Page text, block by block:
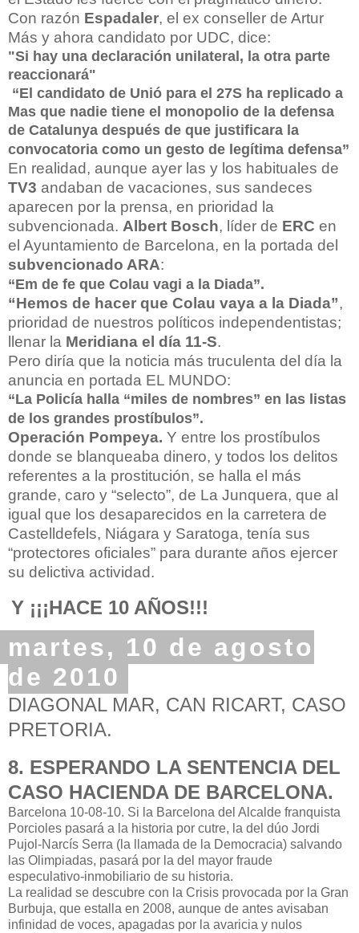
Con razón Espadaler, el ex conseller de Artur
Más y ahora candidato por UDC, dice:
"Si hay una declaración unilateral, la otra parte
reaccionará"
“El candidato de Unió para el 27S ha replicado a
Mas que nadie tiene el monopolio de la defensa
de Catalunya después de que justificara la
convocatoria como un gesto de legítima defensa”
En realidad, aunque ayer las y los habituales de
TV3 andaban de vacaciones, sus sandeces
aparecen por la prensa, en prioridad la
subvencionada. Albert Bosch, líder de ERC en
el Ayuntamiento de Barcelona, en la portada del
subvencionado ARA:
“Em de fe que Colau vagi a la Diada”.
“Hemos de hacer que Colau vaya a la Diada”,
prioridad de nuestros políticos independentistas;
llenar la Meridiana el día 11-S.
Pero diría que la noticia más truculenta del día la
anuncia en portada EL MUNDO:
“La Policía halla “miles de nombres” en las listas
de los grandes prostíbulos”.
Operación Pompeya. Y entre los prostíbulos
donde se blanqueaba dinero, y todos los delitos
referentes a la prostitución, se halla el más
grande, caro y “selecto”, de La Junquera, que al
igual que los desaparecidos en la carretera de
Castelldefels, Niágara y Saratoga, tenía sus
“protectores oficiales” para durante años ejercer
su delictiva actividad.
Y ¡¡¡HACE 10 AÑOS!!!
martes, 10 de agosto
de 2010
DIAGONAL MAR, CAN RICART, CASO
PRETORIA.
8. ESPERANDO LA SENTENCIA DEL
CASO HACIENDA DE BARCELONA.
Barcelona 10-08-10. Si la Barcelona del Alcalde franquista
Porcioles pasará a la historia por cutre, la del dúo Jordi
Pujol-Narcís Serra (la llamada de la Democracia) salvando
las Olimpiadas, pasará por la del mayor fraude
especulativo-inmobiliario de su historia.
La realidad se descubre con la Crisis provocada por la Gran
Burbuja, que estalla en 2008, aunque de antes avisaban
infinidad de voces, apagadas por la avaricia y nulos